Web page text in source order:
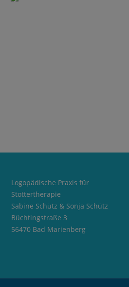
Logopädische Praxis für
Stottertherapie
Sabine Schütz & Sonja Schütz
Büchtingstraße 3
56470 Bad Marienberg